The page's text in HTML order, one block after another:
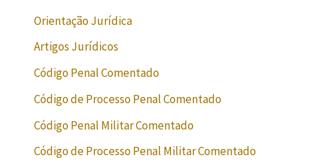
Orientação Jurídica
Artigos Jurídicos
Código Penal Comentado
Código de Processo Penal Comentado
Código Penal Militar Comentado
Código de Processo Penal Militar Comentado